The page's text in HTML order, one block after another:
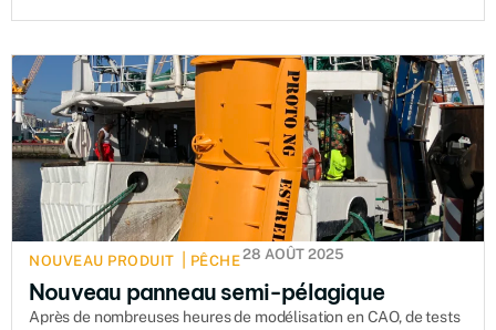
NOUVEAU PRODUIT PÊCHE28 AOÛT 2025
Nouveau panneau semi-pélagique
Après de nombreuses heures de modélisation en CAO, de tests